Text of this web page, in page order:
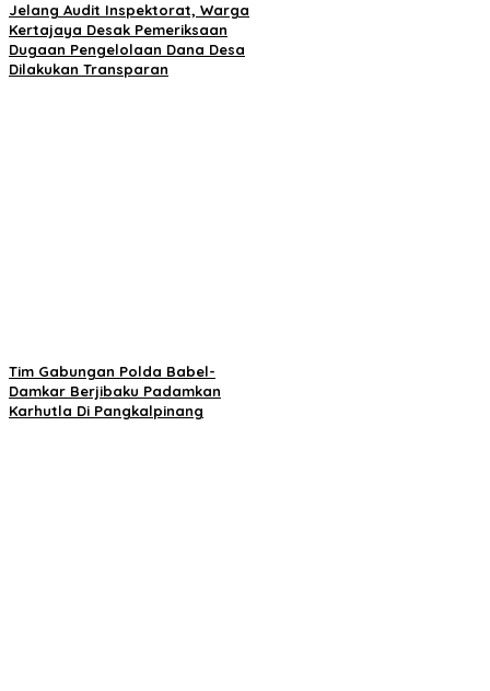
Jelang Audit Inspektorat, Warga
Kertajaya Desak Pemeriksaan
Dugaan Pengelolaan Dana Desa
Dilakukan Transparan
Tim Gabungan Polda Babel-
Damkar Berjibaku Padamkan
Karhutla Di Pangkalpinang